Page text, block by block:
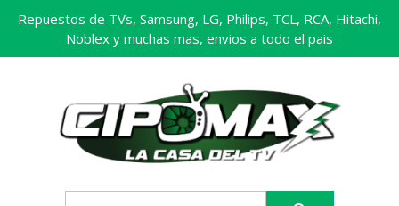
Repuestos de TVs, Samsung, LG, Philips, TCL, RCA, Hitachi,
Noblex y muchas mas, envios a todo el pais